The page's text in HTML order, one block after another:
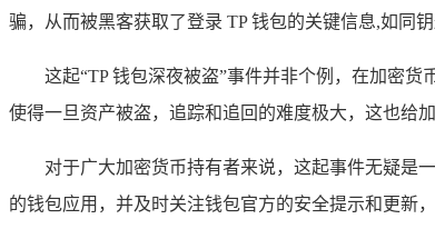
骗，从而被黑客获取了登录 TP 钱包的关键信息,如同钥
这起“TP 钱包深夜被盗”事件并非个例，在加密
使得一旦资产被盗，追踪和追回的难度极大，这也给
对于广大加密货币持有者来说，这起事件无疑是
的钱包应用，并及时关注钱包官方的安全提示和更新